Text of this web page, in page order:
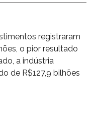
registraram
o pior resultado
a indústria
de R$127,9 bilhões